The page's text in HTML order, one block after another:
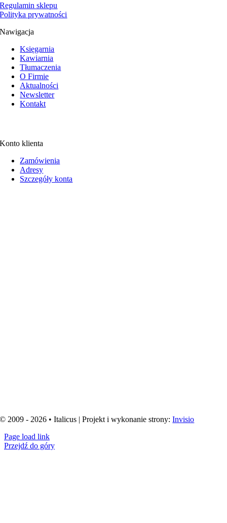
Regulamin sklepu
Polityka prywatności
Nawigacja
Księgarnia
Kawiarnia
Tłumaczenia
O Firmie
Aktualności
Newsletter
Kontakt
Konto klienta
Zamówienia
Adresy
Szczegóły konta
© 2009 - 2026 • Italicus | Projekt i wykonanie strony:Invisio
Page load link
Przejdź do góry